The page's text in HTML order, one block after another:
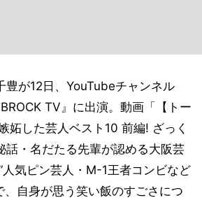
豊が12日、YouTubeチャンネル
TV』に出演。動画「【トー
妬した芸人ベスト10 前編! ざっく
話・名だたる先輩が認める大阪芸
人気ピン芸人・M-1王者コンビなど
自身が思う笑い飯のすごさにつ